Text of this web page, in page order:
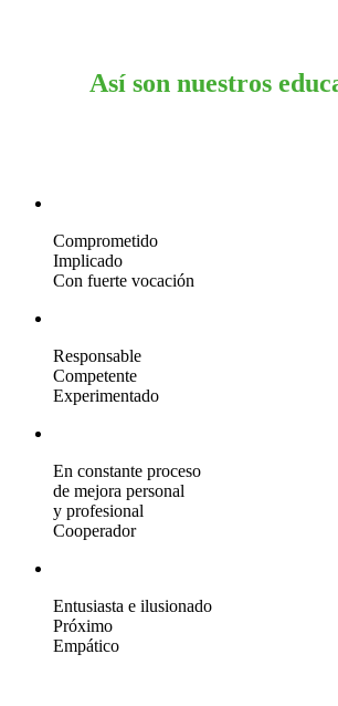
Así son nuestros
Comprometido
Implicado
Con fuerte vocación
Responsable
Competente
Experimentado
En constante proceso
de mejora personal
y profesional
Cooperador
Entusiasta e ilusionado
Próximo
Empático